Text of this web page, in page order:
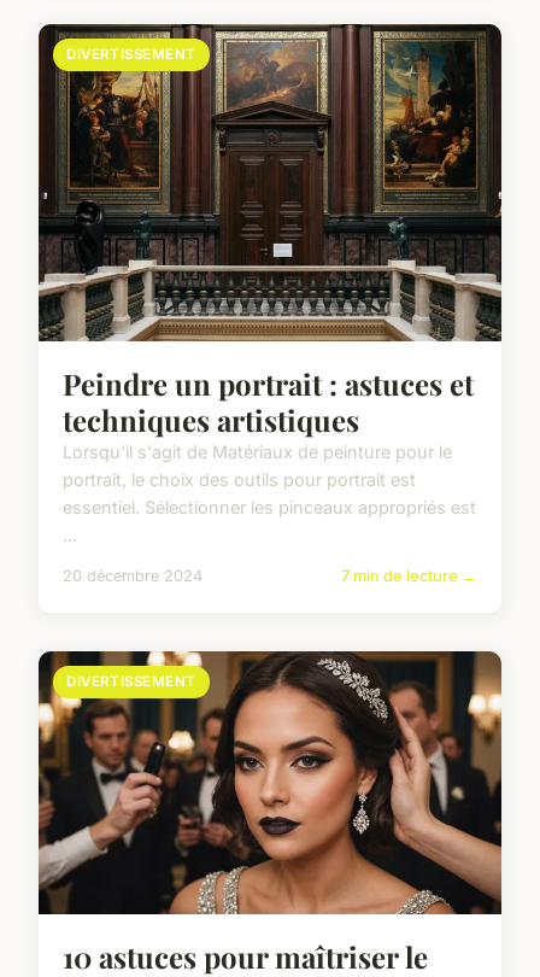
DIVERTISSEMENT
Peindre un portrait : astuces et
techniques artistiques
Lorsqu'il s'agit de Matériaux de peinture pour le
portrait, le choix des outils pour portrait est
essentiel. Sélectionner les pinceaux appropriés est
...
20 décembre 2024 7 min de lecture →
DIVERTISSEMENT
10 astuces pour maîtriser le